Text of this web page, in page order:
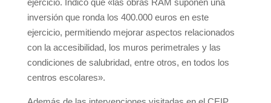
inversión que ronda los 400.000 euros en este
ejercicio, permitiendo mejorar aspectos relacionados
con la accesibilidad, los muros perimetrales y las
condiciones de salubridad, entre otros, en todos los
centros escolares».